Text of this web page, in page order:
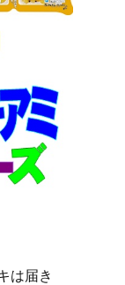
は届き